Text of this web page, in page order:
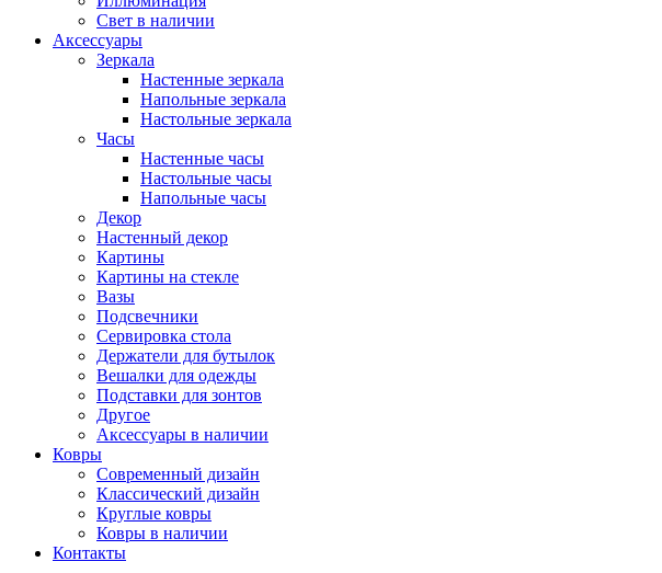
Свет в наличии
Аксессуары
Зеркала
Настенные зеркала
Напольные зеркала
Настольные зеркала
Часы
Настенные часы
Настольные часы
Напольные часы
Декор
Настенный декор
Картины
Картины на стекле
Вазы
Подсвечники
Сервировка стола
Держатели для бутылок
Вешалки для одежды
Подставки для зонтов
Другое
Аксессуары в наличии
Ковры
Современный дизайн
Классический дизайн
Круглые ковры
Ковры в наличии
Контакты